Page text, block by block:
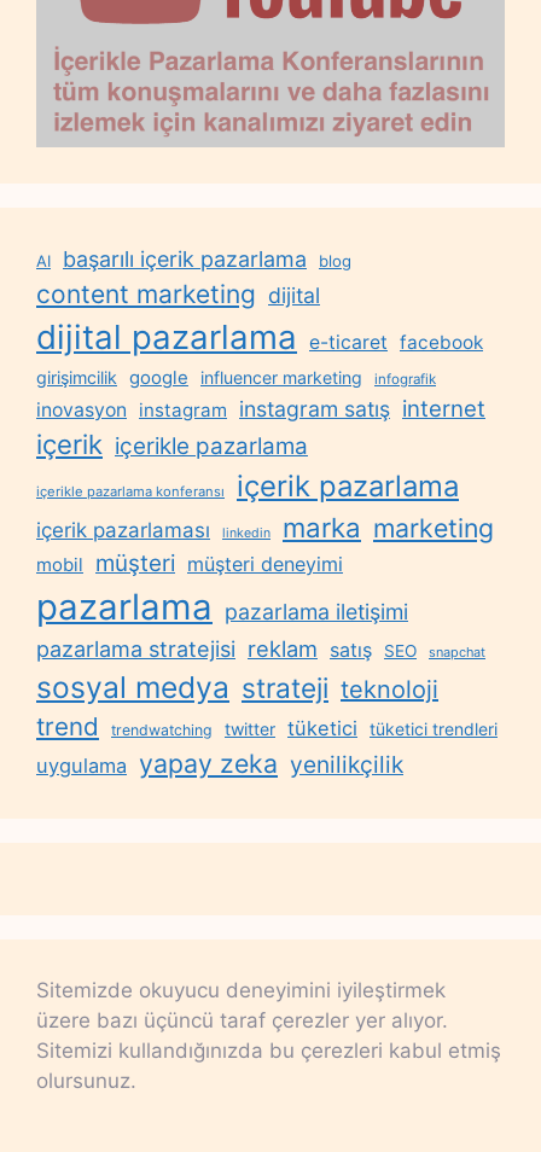
AI başarılı içerik pazarlama blog
content marketing dijital
dijital pazarlama e-ticaret facebook
girişimcilik google influencer marketing infografik
inovasyon instagram instagram satış internet
içerik içerikle pazarlama
içerikle pazarlama konferansı içerik pazarlama
içerik pazarlaması linkedin marka marketing
mobil müşteri müşteri deneyimi
pazarlama
pazarlama iletişimi
pazarlama stratejisi reklam satış SEO snapchat
sosyal medya strateji teknoloji
trend trendwatching twitter tüketici tüketici trendleri
uygulama yapay zeka yenilikçilik
Sitemizde okuyucu deneyimini iyileştirmek
üzere bazı üçüncü taraf çerezler yer alıyor.
Sitemizi kullandığınızda bu çerezleri kabul etmiş
olursunuz.